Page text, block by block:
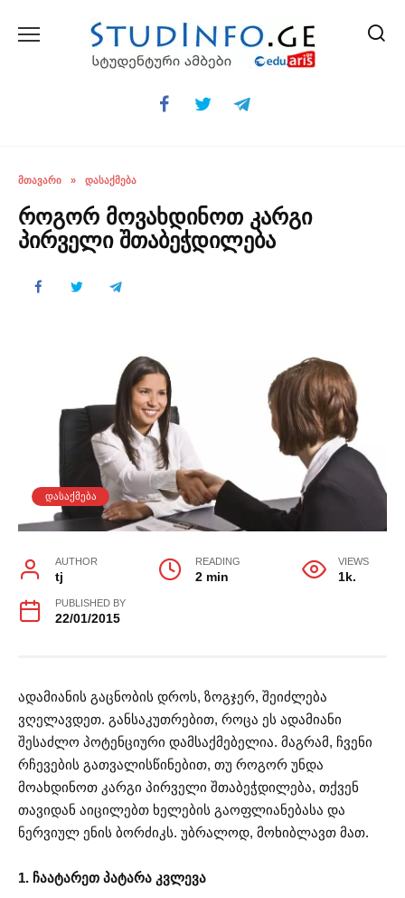
ᲛᲗᲐᲕᲐᲠᲘ » ᲓᲐᲡᲐᲥᲛᲔᲑᲐ
როგორ მოვახდინოთ კარგი
პირველი შთაბეჭდილება
ᲓᲐᲡᲐᲥᲛᲔᲑᲐ
AUTHOR
tj
READING
2 min
VIEWS
1k.
PUBLISHED BY
22/01/2015
ადამიანის გაცნობის დროს, ზოგჯერ, შეიძლება
ვღელავდეთ. განსაკუთრებით, როცა ეს ადამიანი
შესაძლო პოტენციური დამსაქმებელია. მაგრამ, ჩვენი
რჩევების გათვალისწინებით, თუ როგორ უნდა
მოახდინოთ კარგი პირველი შთაბეჭდილება, თქვენ
თავიდან აიცილებთ ხელების გაოფლიანებასა და
ნერვიულ ენის ბორძიკს. უბრალოდ, მოხიბლავთ მათ.
1. ჩაატარეთ პატარა კვლევა